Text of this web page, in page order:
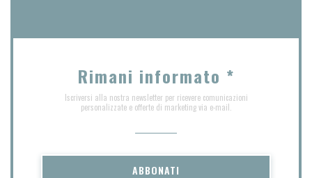
Rimani informato *
Iscriversi alla nostra newsletter per ricevere comunicazioni
personalizzate e offerte di marketing via e-mail.
ABBONATI